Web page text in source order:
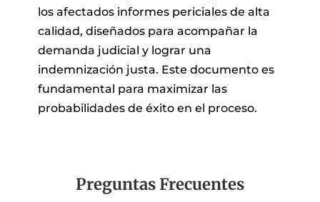
los afectados informes periciales de alta
calidad, diseñados para acompañar la
demanda judicial y lograr una
indemnización justa. Este documento es
fundamental para maximizar las
probabilidades de éxito en el proceso.
Preguntas Frecuentes